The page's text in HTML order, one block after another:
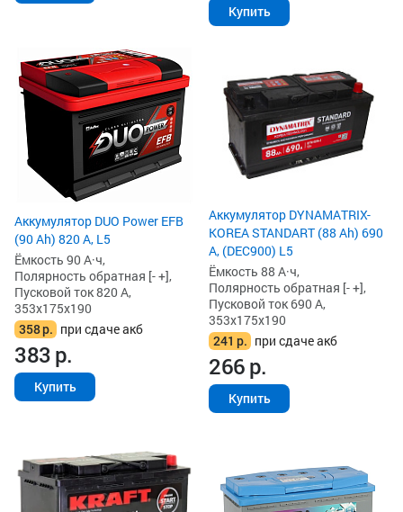
Купить
Аккумулятор DUO Power EFB
(90 Ah) 820 А, L5
Ёмкость 90 А·ч,
Полярность обратная [- +],
Пусковой ток 820 А,
353x175x190
358р. при сдаче акб
383р.
Купить
Аккумулятор DYNAMATRIX-
KOREA STANDART (88 Ah) 690
А, (DEC900) L5
Ёмкость 88 А·ч,
Полярность обратная [- +],
Пусковой ток 690 А,
353x175x190
241 р. при сдаче акб
266р.
Купить